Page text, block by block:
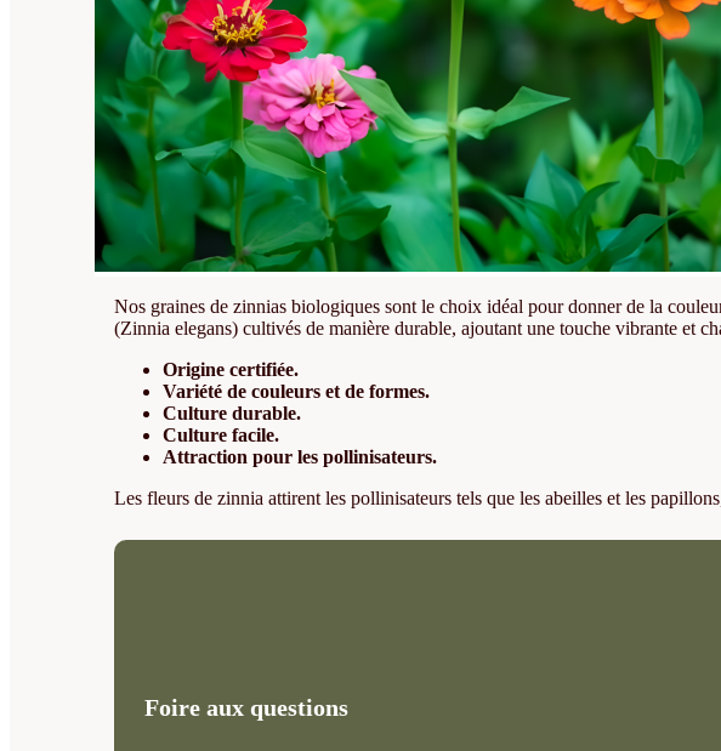
Nos graines de zinnias biologiques sont le choix idéal pour donner de la
(Zinnia elegans) cultivés de manière durable, ajoutant une touche vibrante et
Origine certifiée.
Variété de couleurs et de formes.
Culture durable.
Culture facile.
Attraction pour les pollinisateurs.
Les fleurs de zinnia attirent les pollinisateurs tels que les abeilles et les
Foire aux questions